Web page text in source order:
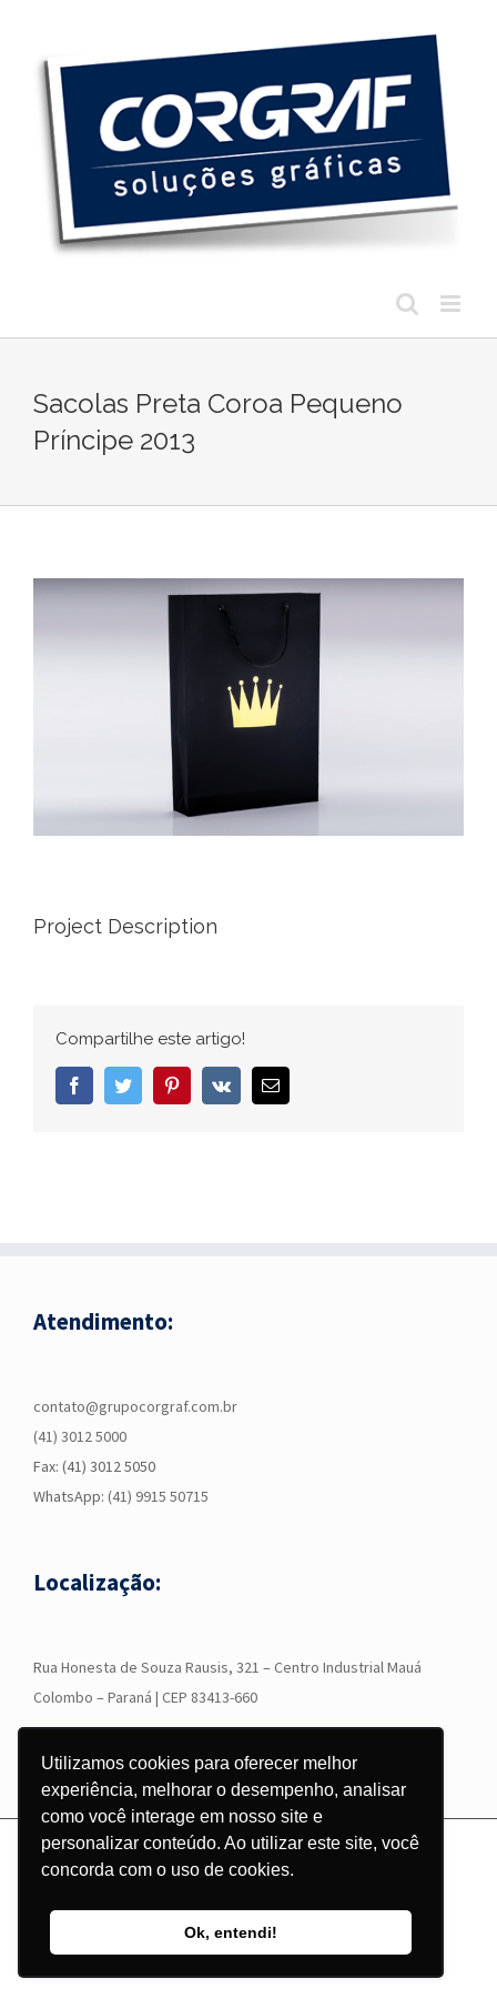
Utilizamos cookies para oferecer melhor
experiência, melhorar o desempenho, analisar
como você interage em nosso site e
personalizar conteúdo. Ao utilizar este site, você
concorda com o uso de cookies.
Ok, entendi!
conteúdo
Sacolas Preta Coroa Pequeno
Príncipe 2013
Project Description
Compartilhe este artigo!
FacebookTwitter PinterestVk
E-
mail
Atendimento:
contato@grupocorgraf.com.br
(41) 3012 5000
Fax: (41) 3012 5050
WhatsApp: (41) 9915 50715
Localização:
Rua Honesta de Souza Rausis, 321 – Centro Industrial Mauá
Colombo – Paraná | CEP 83413-660
© Copyright
2026 - Grupo Corgraf - Todos os direitos reservados |
InstagramFacebookLinkedIn